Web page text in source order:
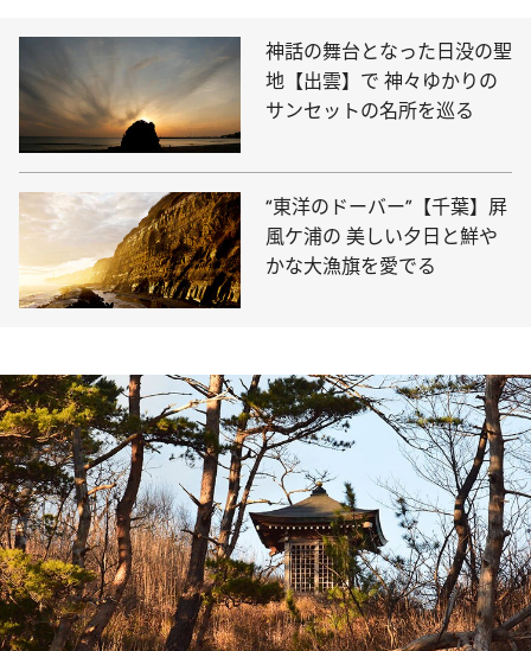
神話の舞台となった日没の聖
地【出雲】で 神々ゆかりの
サンセットの名所を巡る
“東洋のドーバー”【千葉】屛
風ケ浦の 美しい夕日と鮮や
かな大漁旗を愛でる